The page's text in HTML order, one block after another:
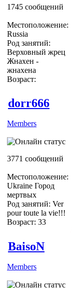
1745 сообщений
Местоположение:
Russia
Род занятий:
Верховный жрец
Жнахен -
жнахена
Возраст:
dorr666
Members
3771 сообщений
Местоположение:
Ukraine Город
мертвых
Род занятий: Ver
pour toute la vie!!!
Возраст: 33
BaisoN
Members